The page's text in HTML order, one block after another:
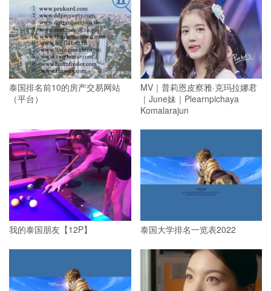
泰国排名前10的房产交易网站
（平台）
MV｜普莉恩皮察雅·克玛拉娜君
｜June妹｜Plearnpichaya
Komalarajun
我的泰国朋友【12P】 泰国大学排名一览表2022